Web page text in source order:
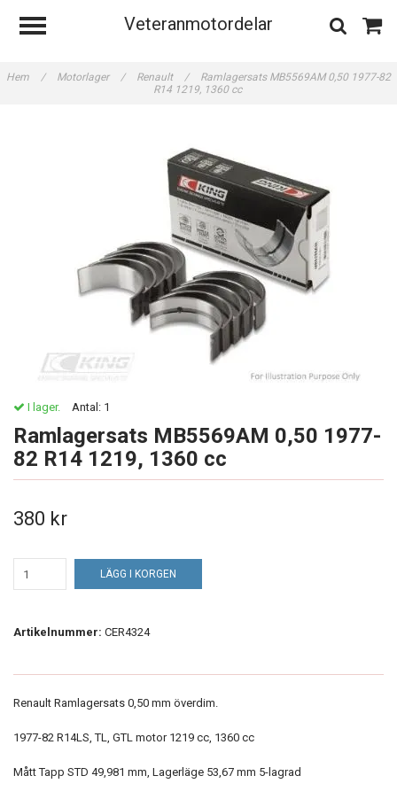
Veteranmotordelar
Hem / Motorlager / Renault /
Ramlagersats MB5569AM 0,50 1977-82
R14 1219, 1360 cc
I lager. Antal: 1
Ramlagersats MB5569AM 0,50 1977-
82 R14 1219, 1360 cc
380 kr
LÄGG I KORGEN
Artikelnummer: CER4324
Renault Ramlagersats 0,50 mm överdim.
1977-82 R14LS, TL, GTL motor 1219 cc, 1360 cc
Mått Tapp STD 49,981 mm, Lagerläge 53,67 mm 5-lagrad